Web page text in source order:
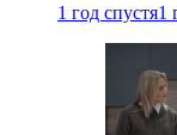
1 год спустя1